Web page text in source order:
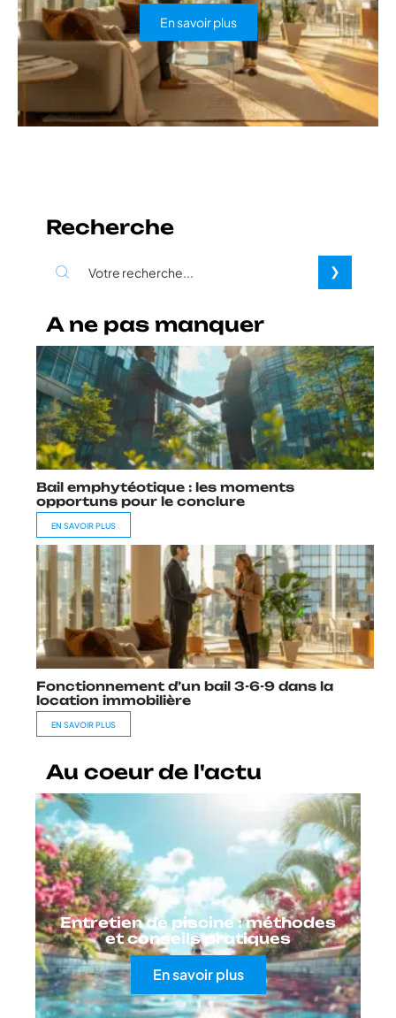
En savoir plus
Recherche
A ne pas manquer
Bail emphytéotique : les moments
opportuns pour le conclure
EN SAVOIR PLUS
Fonctionnement d’un bail 3-6-9 dans la
location immobilière
EN SAVOIR PLUS
Au coeur de l'actu
Entretien de piscine : méthodes
et conseils pratiques
En savoir plus